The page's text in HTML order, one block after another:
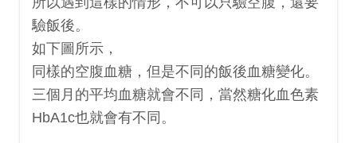
驗飯後。
如下圖所示，
同樣的空腹血糖，但是不同的飯後血糖變化。
三個月的平均血糖就會不同，當然糖化血色素
HbA1c也就會有不同。